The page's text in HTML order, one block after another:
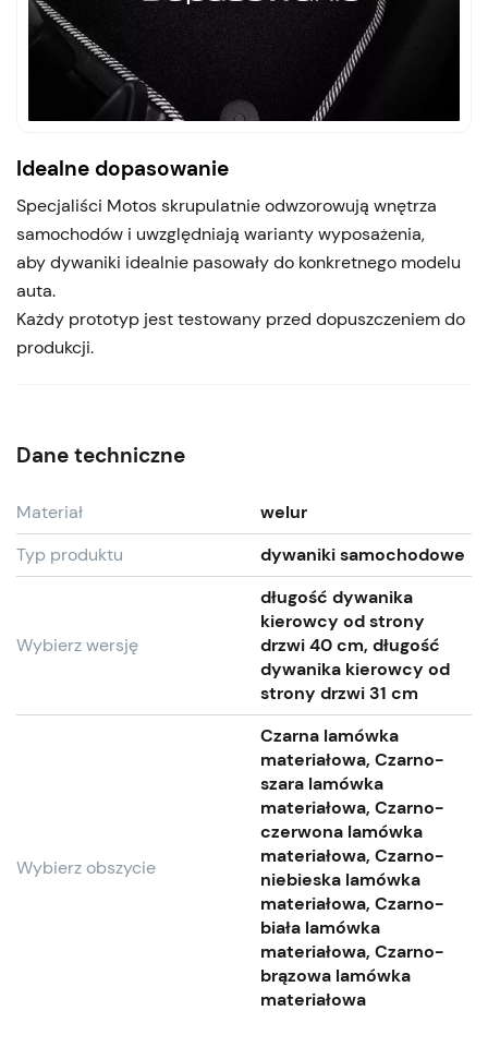
Idealne dopasowanie
Specjaliści Motos skrupulatnie odwzorowują wnętrza
samochodów i uwzględniają warianty wyposażenia,
aby dywaniki idealnie pasowały do konkretnego modelu
auta.
Każdy prototyp jest testowany przed dopuszczeniem do
produkcji.
Dane techniczne
Materiał
welur
Typ produktu
dywaniki samochodowe
Wybierz wersję
długość dywanika
kierowcy od strony
drzwi 40 cm, długość
dywanika kierowcy od
strony drzwi 31 cm
Wybierz obszycie
Czarna lamówka
materiałowa, Czarno-
szara lamówka
materiałowa, Czarno-
czerwona lamówka
materiałowa, Czarno-
niebieska lamówka
materiałowa, Czarno-
biała lamówka
materiałowa, Czarno-
brązowa lamówka
materiałowa